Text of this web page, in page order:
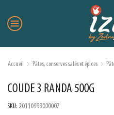
Accueil Pâtes, conserves salés et épices
COUDE 3 RANDA 500G
SKU: 20110999000007